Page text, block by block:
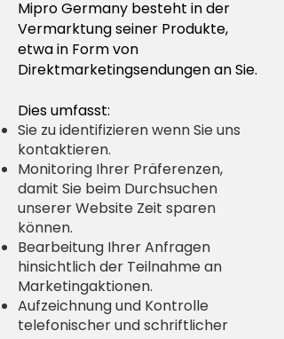
Mipro Germany besteht in der
Vermarktung seiner Produkte,
etwa in Form von
Direktmarketingsendungen an Sie.
Dies umfasst:
Sie zu identifizieren wenn Sie uns
kontaktieren.
Monitoring Ihrer Präferenzen,
damit Sie beim Durchsuchen
unserer Website Zeit sparen
können.
Bearbeitung Ihrer Anfragen
hinsichtlich der Teilnahme an
Marketingaktionen.
Aufzeichnung und Kontrolle
telefonischer und schriftlicher